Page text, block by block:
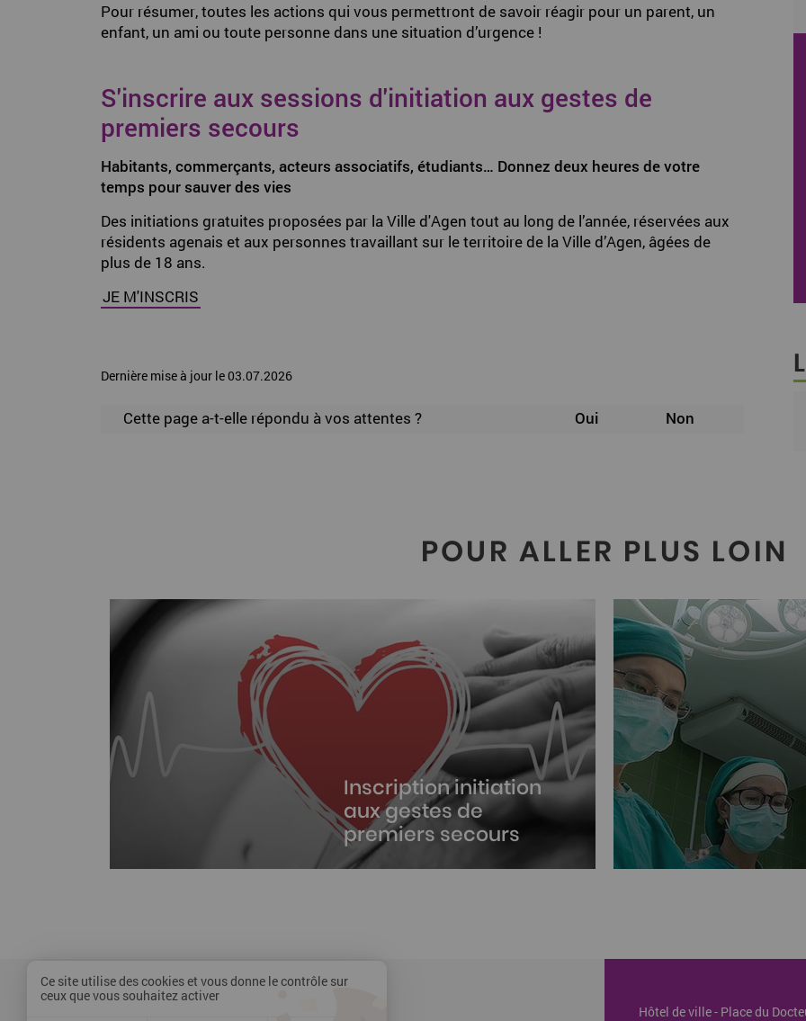
Pour résumer, toutes les actions qui vous permettront de savoir réagir pour un parent, un
enfant, un ami ou toute personne dans une situation d’urgence !
S'inscrire aux sessions d'initiation aux gestes de
premiers secours
Habitants, commerçants, acteurs associatifs, étudiants… Donnez deux heures de votre
temps pour sauver des vies
Des initiations gratuites proposées par la Ville d'Agen tout au long de l’année, réservées aux
résidents agenais et aux personnes travaillant sur le territoire de la Ville d’Agen, âgées de
plus de 18 ans.
JE M'INSCRIS
Dernière mise à jour le 03.07.2026
Cette page a-t-elle répondu à vos attentes ? Non
Oui
POUR ALLER PLUS LOIN
Inscription initiation
aux gestes de
premiers secours
Inscrivez-vous à une session
Hôtel de ville - Place du
Ce site utilise des cookies et vous donne le contrôle sur
ceux que vous souhaitez activer